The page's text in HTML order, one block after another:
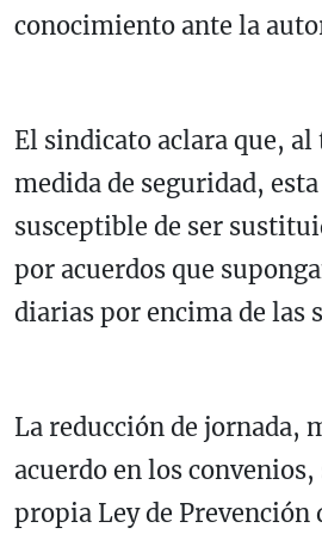
conocimiento ante la
El sindicato aclara que, al
medida de seguridad,
susceptible de ser
por acuerdos que
diarias por encima de las
La reducción de jornada,
acuerdo en los convenios,
propia Ley de Prevención